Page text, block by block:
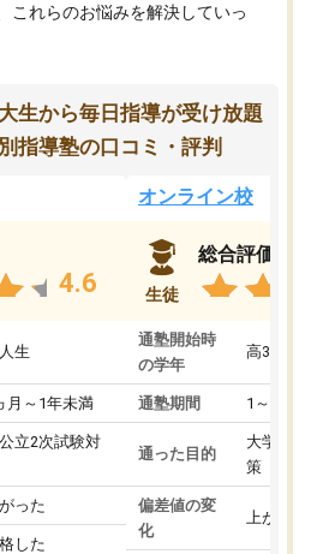
これらのお悩みを解決していっ
生から毎日指導が受け放題
指導塾の口コミ・評判
4.6
生
月～1年未満
立2次試験対
がった
した
オンライン校
生徒
総合評価
通塾開始時
の学年
高3
通塾期間 1～3ヵ月
通った目的
大学入学
策
偏差値の変
化
上がった